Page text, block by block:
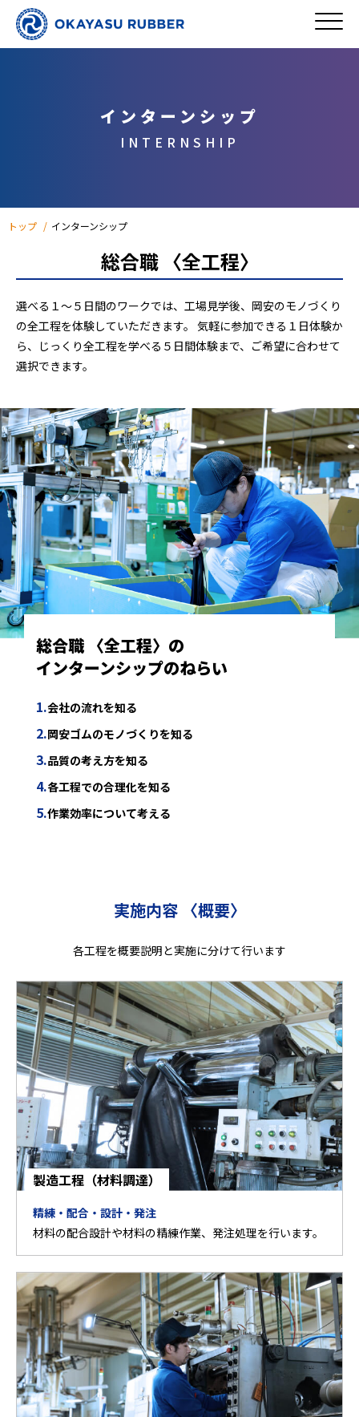
インターンシップ
INTERNSHIP
トップ インターンシップ
総合職 〈全工程〉
選べる１〜５日間のワークでは、工場見学後、岡安のモノづくり
の全工程を体験していただきます。 気軽に参加できる１日体験か
ら、じっくり全工程を学べる５日間体験まで、ご希望に合わせて
選択できます。
総合職 〈全工程〉の
インターンシップのねらい
会社の流れを知る
岡安ゴムのモノづくりを知る
品質の考え方を知る
各工程での合理化を知る
作業効率について考える
実施内容 〈概要〉
各工程を概要説明と実施に分けて行います
製造工程（材料調達）
精練・配合・設計・発注
材料の配合設計や材料の精練作業、発注処理を行います。